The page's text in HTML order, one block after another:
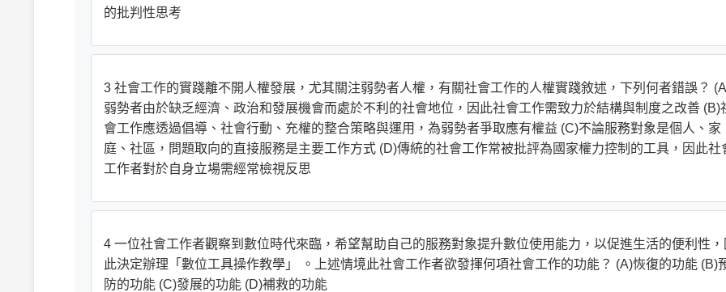
的批判性思考
3 社會工作的實踐離不開人權發展，尤其關注弱勢者人權，有關社會工作的人權實踐敘述，下列何者錯誤？
弱勢者由於缺乏經濟、政治和發展機會而處於不利的社會地位，因此社會工作需致力於結構與制度之改善 (B)
會工作應透過倡導、社會行動、充權的整合策略與運用，為弱勢者爭取應有權益 (C)不論服務對象是個人、家
庭、社區，問題取向的直接服務是主要工作方式 (D)傳統的社會工作常被批評為國家權力控制的工具，因此社
工作者對於自身立場需經常檢視反思
4 一位社會工作者觀察到數位時代來臨，希望幫助自己的服務對象提升數位使用能力，以促進生活的便利性，
此決定辦理「數位工具操作教學」 。上述情境此社會工作者欲發揮何項社會工作的功能？ (A)恢復的功能 (B)
防的功能 (C)發展的功能 (D)補救的功能